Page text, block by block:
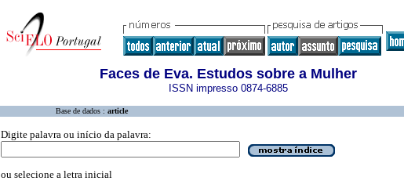
Faces de Eva. Estudos sobre a Mulher
ISSN impresso 0874-6885
Base de dados : article
Digite palavra ou início da palavra:
ou selecione a letra inicial